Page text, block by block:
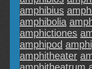
amphibius
amphibolia
amphictiones
amphipod
amphitheater